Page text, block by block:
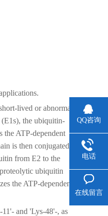
lived or abnormal
the ubiquitin-
the ATP-dependent
is then conjugated to
from E2 to the
ubiquitin
the ATP-dependent
and 'Lys-48'-, as
QQ咨询
电话
在线留言